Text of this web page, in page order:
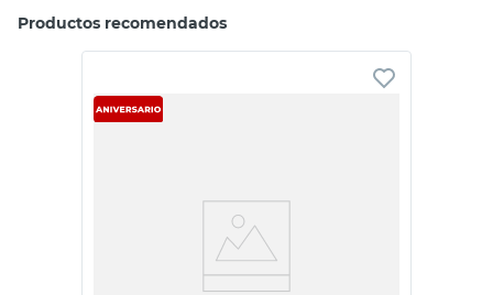
Productos recomendados